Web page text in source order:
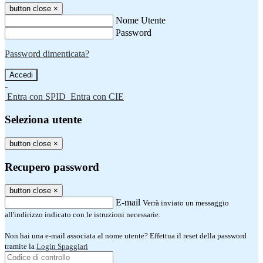
button close ×
Nome Utente
Password
Password dimenticata?
-
Entra con SPID Entra con CIE
Seleziona utente
button close ×
Recupero password
button close ×
E-mail Verrà inviato un messaggio
all'indirizzo indicato con le istruzioni necessarie.
Non hai una e-mail associata al nome utente? Effettua il reset della password
tramite la Login Spaggiari